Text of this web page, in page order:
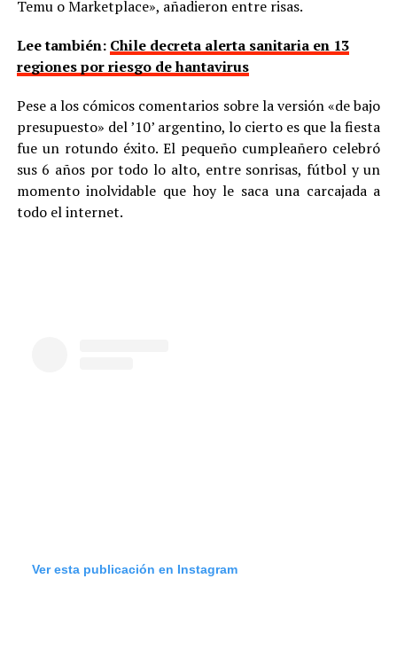
Temu o Marketplace», añadieron entre risas.
Lee también: Chile decreta alerta sanitaria en 13
regiones por riesgo de hantavirus
Pese a los cómicos comentarios sobre la versión «de bajo
presupuesto» del ’10’ argentino, lo cierto es que la fiesta
fue un rotundo éxito. El pequeño cumpleañero celebró
sus 6 años por todo lo alto, entre sonrisas, fútbol y un
momento inolvidable que hoy le saca una carcajada a
todo el internet.
Ver esta publicación en Instagram